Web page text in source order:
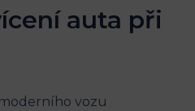
auta při
vozu